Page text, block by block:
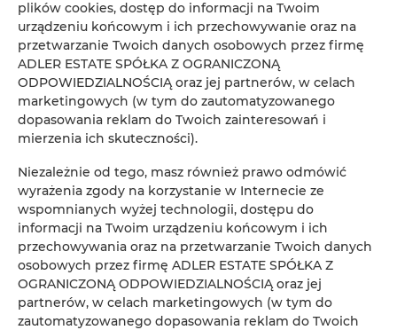
Cena
SPRAWDŹ DOSTĘPNOŚĆ
FILTROWANIE
ADLER ESTATE Sp. z
o.o.
1
plików cookies, dostęp do informacji na Twoim
urządzeniu końcowym i ich przechowywanie oraz na
przetwarzanie Twoich danych osobowych przez firmę
ADLER ESTATE SPÓŁKA Z OGRANICZONĄ
ODPOWIEDZIALNOŚCIĄ oraz jej partnerów, w celach
marketingowych (w tym do zautomatyzowanego
dopasowania reklam do Twoich zainteresowań i
mierzenia ich skuteczności).
Niezależnie od tego, masz również prawo odmówić
wyrażenia zgody na korzystanie w Internecie ze
wspomnianych wyżej technologii, dostępu do
informacji na Twoim urządzeniu końcowym i ich
przechowywania oraz na przetwarzanie Twoich danych
osobowych przez firmę ADLER ESTATE SPÓŁKA Z
OGRANICZONĄ ODPOWIEDZIALNOŚCIĄ oraz jej
partnerów, w celach marketingowych (w tym do
zautomatyzowanego dopasowania reklam do Twoich